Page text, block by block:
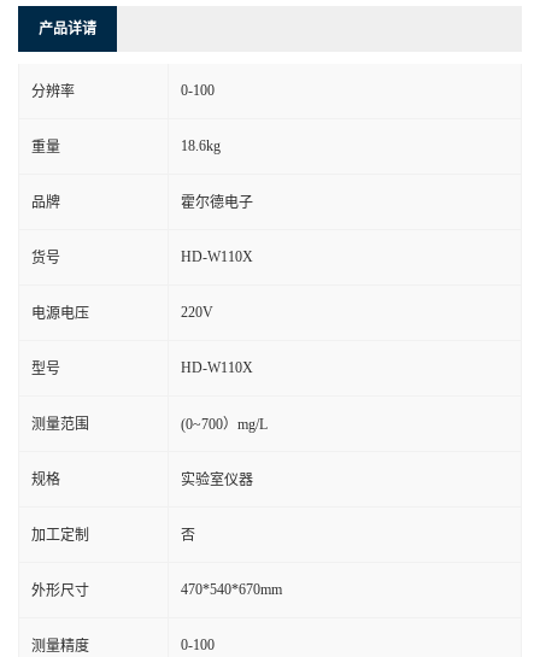
产品详请
分辨率 0-100
重量 18.6kg
品牌 霍尔德电子
货号 HD-W110X
电源电压 220V
型号 HD-W110X
测量范围 (0~700）mg/L
规格 实验室仪器
加工定制 否
外形尺寸 470*540*670mm
测量精度 0-100